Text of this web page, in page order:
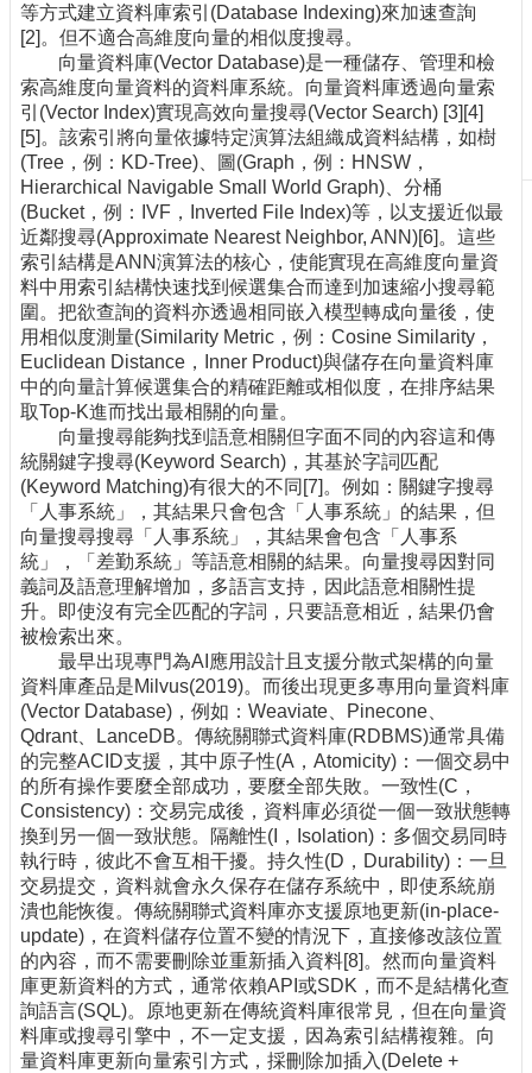
出
版
物
校
務
服
務
專
題
報
導
技
術
論
壇
產
專
欄
等方式建立資料庫索引(Database Indexing)來加速查詢
[2]。但不適合高維度向量的相似度搜尋。
向量資料庫(Vector Database)是一種儲存、管理和檢
索高維度向量資料的資料庫系統。向量資料庫透過向量索
引(Vector Index)實現高效向量搜尋(Vector Search) [3][4]
[5]。該索引將向量依據特定演算法組織成資料結構，如樹
(Tree，例：KD-Tree)、圖(Graph，例：HNSW，
Hierarchical Navigable Small World Graph)、分桶
(Bucket，例：IVF，Inverted File Index)等，以支援近似最
近鄰搜尋(Approximate Nearest Neighbor, ANN)[6]。這些
索引結構是ANN演算法的核心，使能實現在高維度向量資
料中用索引結構快速找到候選集合而達到加速縮小搜尋範
圍。把欲查詢的資料亦透過相同嵌入模型轉成向量後，使
用相似度測量(Similarity Metric，例：Cosine Similarity，
Euclidean Distance，Inner Product)與儲存在向量資料庫
中的向量計算候選集合的精確距離或相似度，在排序結果
取Top-K進而找出最相關的向量。
向量搜尋能夠找到語意相關但字面不同的內容這和傳
統關鍵字搜尋(Keyword Search)，其基於字詞匹配
(Keyword Matching)有很大的不同[7]。例如：關鍵字搜尋
「人事系統」，其結果只會包含「人事系統」的結果，但
向量搜尋搜尋「人事系統」，其結果會包含「人事系
統」，「差勤系統」等語意相關的結果。向量搜尋因對同
義詞及語意理解增加，多語言支持，因此語意相關性提
升。即使沒有完全匹配的字詞，只要語意相近，結果仍會
被檢索出來。
最早出現專門為AI應用設計且支援分散式架構的向量
資料庫產品是Milvus(2019)。而後出現更多專用向量資料庫
(Vector Database)，例如：Weaviate、Pinecone、
Qdrant、LanceDB。傳統關聯式資料庫(RDBMS)通常具備
的完整ACID支援，其中原子性(A，Atomicity)：一個交易中
的所有操作要麼全部成功，要麼全部失敗。一致性(C，
Consistency)：交易完成後，資料庫必須從一個一致狀態轉
換到另一個一致狀態。隔離性(I，Isolation)：多個交易同時
執行時，彼此不會互相干擾。持久性(D，Durability)：一旦
交易提交，資料就會永久保存在儲存系統中，即使系統崩
潰也能恢復。傳統關聯式資料庫亦支援原地更新(in-place-
update)，在資料儲存位置不變的情況下，直接修改該位置
的內容，而不需要刪除並重新插入資料[8]。然而向量資料
庫更新資料的方式，通常依賴API或SDK，而不是結構化查
詢語言(SQL)。原地更新在傳統資料庫很常見，但在向量資
料庫或搜尋引擎中，不一定支援，因為索引結構複雜。向
量資料庫更新向量索引方式，採刪除加插入(Delete +